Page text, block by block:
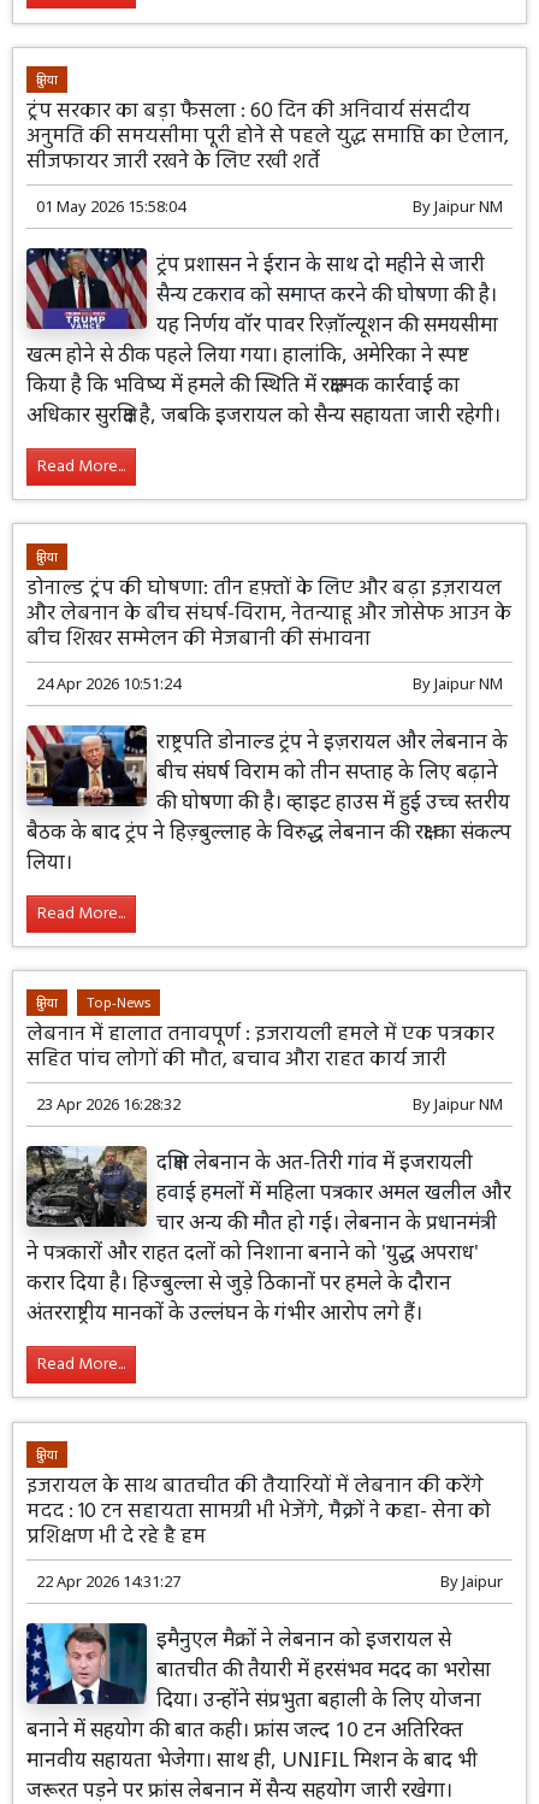
दुनिया
ट्रंप सरकार का बड़ा फैसला : 60 दिन की अनिवार्य संसदीय
अनुमति की समयसीमा पूरी होने से पहले युद्ध समाप्ति का ऐलान,
सीजफायर जारी रखने के लिए रखी शर्ते
01 May 2026 15:58:04 ByJaipur NM
ट्रंप प्रशासन ने ईरान के साथ दो महीने से जारी
सैन्य टकराव को समाप्त करने की घोषणा की है।
यह निर्णय वॉर पावर रिज़ॉल्यूशन की समयसीमा
खत्म होने से ठीक पहले लिया गया। हालांकि, अमेरिका ने स्पष्ट
किया है कि भविष्य में हमले की स्थिति में रक्षात्मक कार्रवाई का
अधिकार सुरक्षित है, जबकि इजरायल को सैन्य सहायता जारी रहेगी।
Read More...
दुनिया
डोनाल्ड ट्रंप की घोषणा: तीन हफ़्तों के लिए और बढ़ा इज़रायल
और लेबनान के बीच संघर्ष-विराम, नेतन्याहू और जोसेफ आउन के
बीच शिखर सम्मेलन की मेजबानी की संभावना
24 Apr 2026 10:51:24 ByJaipur NM
राष्ट्रपति डोनाल्ड ट्रंप ने इज़रायल और लेबनान के
बीच संघर्ष विराम को तीन सप्ताह के लिए बढ़ाने
की घोषणा की है। व्हाइट हाउस में हुई उच्च स्तरीय
बैठक के बाद ट्रंप ने हिज़्बुल्लाह के विरुद्ध लेबनान की रक्षा का संकल्प
लिया।
Read More...
दुनिया Top-News
लेबनान में हालात तनावपूर्ण : इजरायली हमले में एक पत्रकार
सहित पांच लोगों की मौत, बचाव औरा राहत कार्य जारी
23 Apr 2026 16:28:32 ByJaipur NM
दक्षिण लेबनान के अत-तिरी गांव में इजरायली
हवाई हमलों में महिला पत्रकार अमल खलील और
चार अन्य की मौत हो गई। लेबनान के प्रधानमंत्री
ने पत्रकारों और राहत दलों को निशाना बनाने को 'युद्ध अपराध'
करार दिया है। हिज्बुल्ला से जुड़े ठिकानों पर हमले के दौरान
अंतरराष्ट्रीय मानकों के उल्लंघन के गंभीर आरोप लगे हैं।
Read More...
दुनिया
इजरायल के साथ बातचीत की तैयारियों में लेबनान की करेंगे
मदद : 10 टन सहायता सामग्री भी भेजेंगे, मैक्रों ने कहा- सेना को
प्रशिक्षण भी दे रहे है हम
22 Apr 2026 14:31:27 ByJaipur
इमैनुएल मैक्रों ने लेबनान को इजरायल से
बातचीत की तैयारी में हरसंभव मदद का भरोसा
दिया। उन्होंने संप्रभुता बहाली के लिए योजना
बनाने में सहयोग की बात कही। फ्रांस जल्द 10 टन अतिरिक्त
मानवीय सहायता भेजेगा। साथ ही, UNIFIL मिशन के बाद भी
जरूरत पड़ने पर फ्रांस लेबनान में सैन्य सहयोग जारी रखेगा।